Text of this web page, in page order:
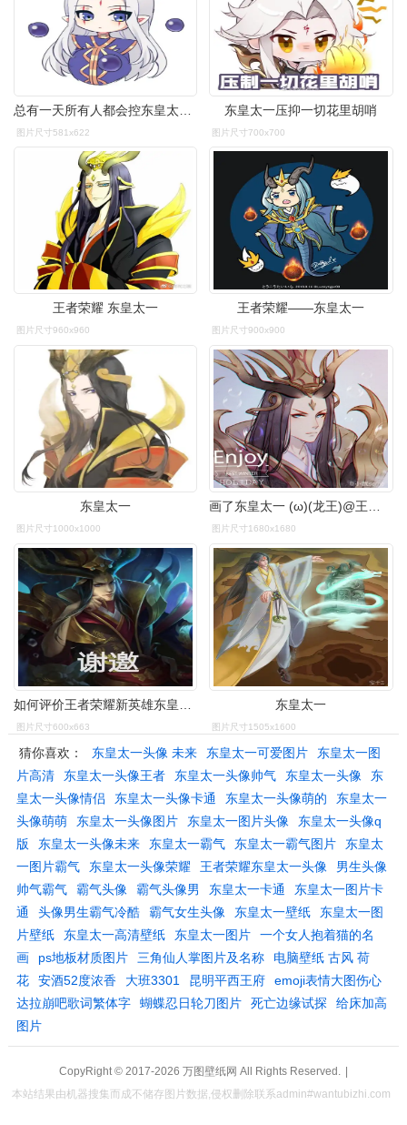
图片尺寸581x622
东皇太一压抑一切花里胡哨
图片尺寸700x700
王者荣耀 东皇太一
图片尺寸960x960
王者荣耀——东皇太一
图片尺寸900x900
东皇太一
图片尺寸1000x1000 图片尺寸1680x1680
图片尺寸600x663
东皇太一
图片尺寸1505x1600
猜你喜欢： 东皇太一头像 未来 东皇太一可爱图片
东皇太一图
片高清
东皇太一头像王者 东皇太一头像帅气 东皇太一头像
东
皇太一头像情侣
东皇太一头像卡通 东皇太一头像萌的
东皇太一
头像萌萌
东皇太一头像图片 东皇太一图片头像
东皇太一头像q
版
东皇太一头像未来 东皇太一霸气 东皇太一霸气图片
东皇太
一图片霸气
东皇太一头像荣耀 王者荣耀东皇太一头像
男生头像
帅气霸气
霸气头像 霸气头像男 东皇太一卡通
东皇太一图片卡
通
头像男生霸气冷酷 霸气女生头像 东皇太一壁纸
东皇太一图
片壁纸
东皇太一高清壁纸 东皇太一图片
一个女人抱着猫的名
画
ps地板材质图片 三角仙人掌图片及名称
电脑壁纸 古风 荷
花
安酒52度浓香 大班3301 昆明平西王府
emoji表情大图伤心
达拉崩吧歌词繁体字
蝴蝶忍日轮刀图片 死亡边缘试探
给床加高
图片
CopyRight © 2017-2026 万图壁纸网 All Rights Reserved.
|
本站结果由机器搜集而成不储存图片数据,侵权删除联系admin#wantubizhi.com